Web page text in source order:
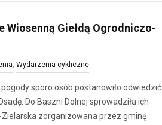
Wiosenną Giełdą Ogrodniczo-
, Wydarzenia cykliczne
sporo osób postanowiło odwiedzić
Do Baszni Dolnej sprowadziła ich
Zielarska zorganizowana przez gminę